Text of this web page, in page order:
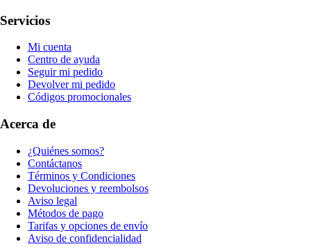
Servicios
Mi cuenta
Centro de ayuda
Seguir mi pedido
Devolver mi pedido
Códigos promocionales
Acerca de
¿Quiénes somos?
Contáctanos
Términos y Condiciones
Devoluciones y reembolsos
Aviso legal
Métodos de pago
Tarifas y opciones de envío
Aviso de confidencialidad